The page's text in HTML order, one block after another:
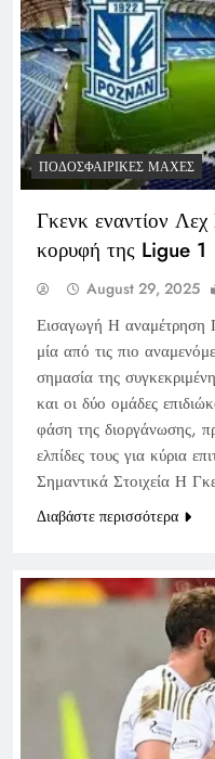
ΠΟΔΟΣΦΑΙΡΙΚΈΣ ΜΆΧΕΣ
Γκενκ εναντίον
κορυφή της Ligue 1
August 29, 2025
Εισαγωγή Η αναμέτρηση
μία από τις πιο
σημασία της
και οι δύο ομάδες
φάση της διοργάνωσης,
ελπίδες τους για κύρια
Σημαντικά Στοιχεία Η
Διαβάστε περισσότερα